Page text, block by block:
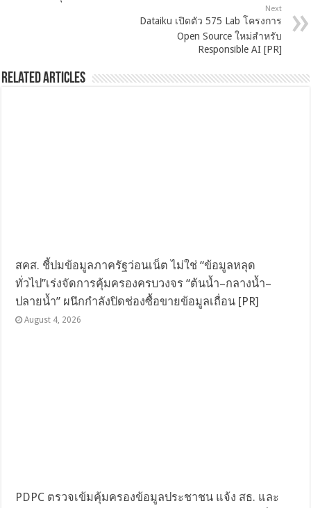
Next
Dataiku เปิดตัว 575 Lab โครงการ
Open Source ใหม่สำหรับ
Responsible AI [PR]
Related Articles
สคส. ชี้ปมข้อมูลภาครัฐว่อนเน็ต ไม่ใช่ “ข้อมูลหลุด
ทั่วไป”เร่งจัดการคุ้มครองครบวงจร “ต้นน้ำ–กลางน้ำ–
ปลายน้ำ” ผนึกกำลังปิดช่องซื้อขายข้อมูลเถื่อน [PR]
August 4, 2026
PDPC ตรวจเข้มคุ้มครองข้อมูลประชาชน แจ้ง สธ. และ